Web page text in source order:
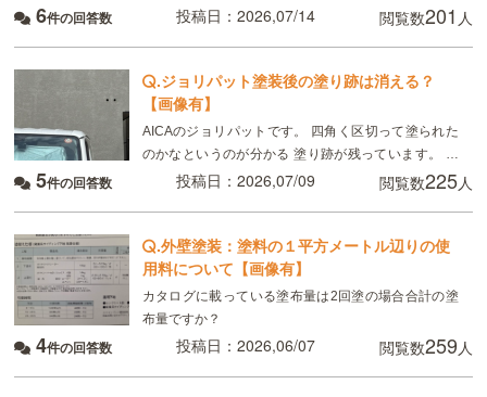
託会社の方による点検があり、屋根の塗装が塗れてい
6件の回答数 投稿日：2026,07/14 閲覧数201 人
.ジョリパット塗装後の塗り跡は消える？
【画像有】
AICAのジョリパットです。 四角く区切って塗られた
のかなというのが分かる 塗り跡が残っています。 ハ
ウスメーカーからは「1〜2年で馴染む、雨の後だから
5件の回答数 投稿日：2026,07/09 閲覧数225人
.外壁塗装：塗料の１平方メートル辺りの使
用料について【画像有】
カタログに載っている塗布量は2回塗の場合合計の塗
布量ですか？
4件の回答数 投稿日：2026,06/07 閲覧数259人